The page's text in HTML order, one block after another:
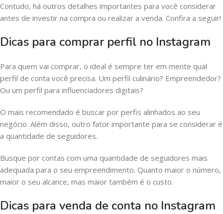
Contudo, há outros detalhes importantes para você considerar
antes de investir na compra ou realizar a venda. Confira a seguir!
Dicas para comprar perfil no Instagram
Para quem vai comprar, o ideal é sempre ter em mente qual
perfil de conta você precisa. Um perfil culinário? Empreendedor?
Ou um perfil para influenciadores digitais?
O mais recomendado é buscar por perfis alinhados ao seu
negócio. Além disso, outro fator importante para se considerar é
a quantidade de seguidores.
Busque por contas com uma quantidade de seguidores mais
adequada para o seu empreendimento. Quanto maior o número,
maior o seu alcance, mas maior também é o custo.
Dicas para venda de conta no Instagram